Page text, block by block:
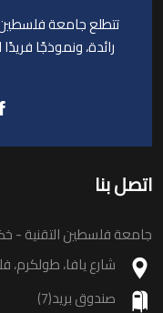
تتطلع جامعة فلسطين
رائدة، ونموذجًا
اتصل بنا
جامعة فلسطين التقنية -
شارع يافا،
صندوق بريد(7)